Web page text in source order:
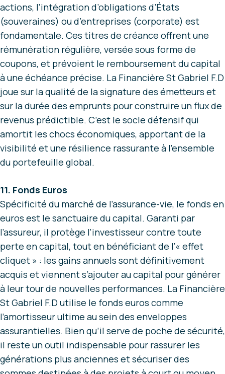
actions, l’intégration d’obligations d’États
(souveraines) ou d’entreprises (corporate) est
fondamentale. Ces titres de créance offrent une
rémunération régulière, versée sous forme de
coupons, et prévoient le remboursement du capital
à une échéance précise. La Financière St Gabriel F.D
joue sur la qualité de la signature des émetteurs et
sur la durée des emprunts pour construire un flux de
revenus prédictible. C’est le socle défensif qui
amortit les chocs économiques, apportant de la
visibilité et une résilience rassurante à l’ensemble
du portefeuille global.
11. Fonds Euros
Spécificité du marché de l’assurance-vie, le fonds en
euros est le sanctuaire du capital. Garanti par
l’assureur, il protège l’investisseur contre toute
perte en capital, tout en bénéficiant de l’« effet
cliquet » : les gains annuels sont définitivement
acquis et viennent s’ajouter au capital pour générer
à leur tour de nouvelles performances. La Financière
St Gabriel F.D utilise le fonds euros comme
l’amortisseur ultime au sein des enveloppes
assurantielles. Bien qu’il serve de poche de sécurité,
il reste un outil indispensable pour rassurer les
générations plus anciennes et sécuriser des